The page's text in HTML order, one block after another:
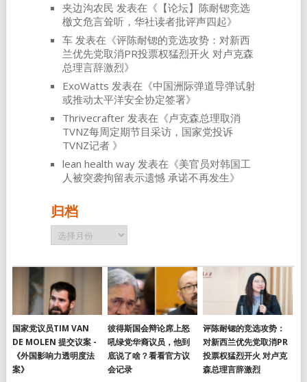
夹边沟农民 发表在《 【论坛】陈耐锶竞选
檄文危言耸听，华社读者批评声四起》
车发表在《评陈耐锶的竞选攻势：对新西
兰优先党取消PR投票权猛烈开火 对卢克森
总理言辞激烈》
ExoWatts 发表在《中国洲际弹道导弹试射
或推动太平洋安全协定签署》
Thrivecrafter发表在《卢克森总理取消
TVNZ每周定期节目采访，国家党投诉
TVNZ记者 》
lean health way发表在《美官员对韩国工
人被突袭拘留表示遗憾 承诺不再发生》
归档
归
档
国家党议员TIM VAN
DE MOLEN 提交议案 -
《外国影响力透明度法
案》
彼得斯国会辩论席上怒
吼绿党华裔议员，他到
底说了啥？看看官方议
会记录
评陈耐锶的竞选攻势：
对新西兰优先党取消PR
投票权猛烈开火 对卢克
森总理言辞激烈